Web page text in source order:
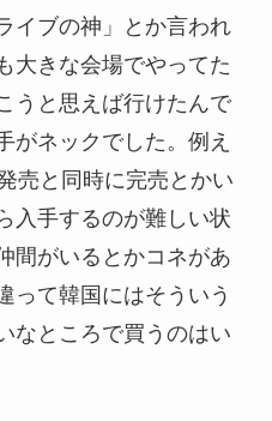
イブの神」とか言われ
大きな会場でやってた
うと思えば行けたんで
がネックでした。例え
売と同時に完売とかい
入手するのが難しい状
間がいるとかコネがあ
って韓国にはそういう
なところで買うのはい